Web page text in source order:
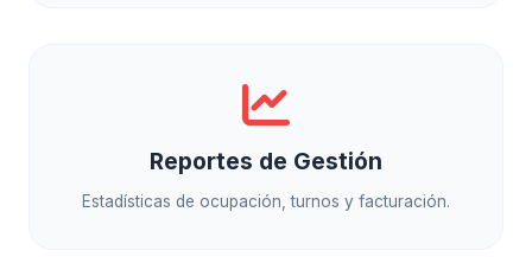
Reportes de Gestión
Estadísticas de ocupación, turnos y facturación.